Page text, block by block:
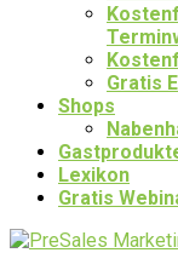
Gratis
Shops
Lexikon
Gratis